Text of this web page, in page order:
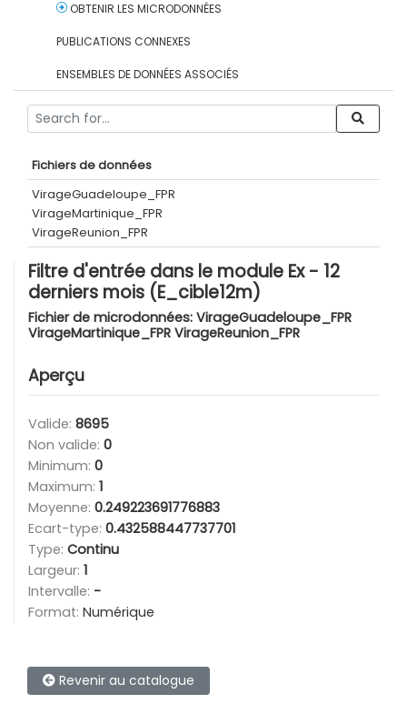
OBTENIR LES MICRODONNÉES
PUBLICATIONS CONNEXES
ENSEMBLES DE DONNÉES ASSOCIÉS
Fichiers de données
VirageGuadeloupe_FPR
VirageMartinique_FPR
VirageReunion_FPR
Filtre d'entrée dans le module Ex - 12
derniers mois (E_cible12m)
Fichier de microdonnées: VirageGuadeloupe_FPR
VirageMartinique_FPR VirageReunion_FPR
Aperçu
Valide: 8695
Non valide: 0
Minimum: 0
Maximum: 1
Moyenne: 0.249223691776883
Ecart-type: 0.432588447737701
Type: Continu
Largeur: 1
Intervalle: -
Format: Numérique
Revenir au catalogue